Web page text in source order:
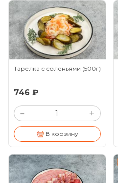
Тарелка с соленьями (500г)
746 ₽
– +
В корзину